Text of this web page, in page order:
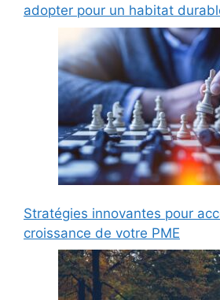
adopter pour un habitat
Stratégies innovantes pour
croissance de votre PME